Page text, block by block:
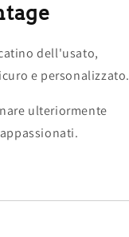
dell'usato,
e personalizzato.
ulteriormente